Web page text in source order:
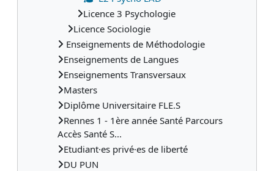
Licence 3 Psychologie
Licence Sociologie
Enseignements de Méthodologie
Enseignements de Langues
Enseignements Transversaux
Masters
Diplôme Universitaire FLE.S
Rennes 1 - 1ère année Santé Parcours
Accès Santé S...
Etudiant·es privé·es de liberté
DU PUN